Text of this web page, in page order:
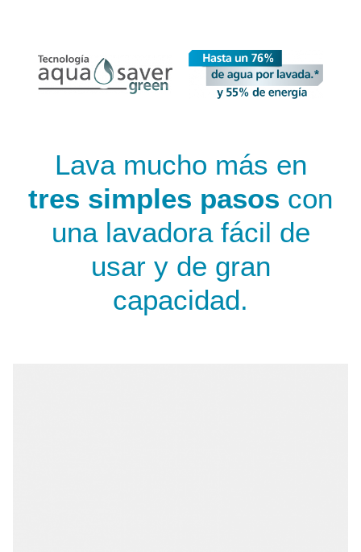
Lava mucho más en
tres simples pasos con
una lavadora fácil de
usar y de gran
capacidad.